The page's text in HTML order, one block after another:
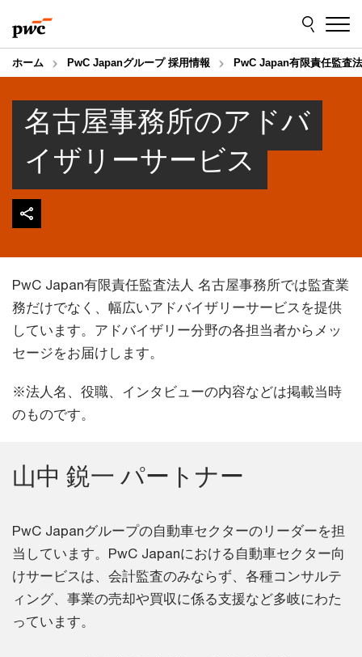
to
content
to
footer
ホーム PwC Japanグループ 採用情報 PwC Japan有限責任監査
名古屋事務所のアドバ
イザリーサービス
PwC Japan有限責任監査法人 名古屋事務所では監査業
務だけでなく、幅広いアドバイザリーサービスを提供
しています。アドバイザリー分野の各担当者からメッ
セージをお届けします。
※法人名、役職、インタビューの内容などは掲載当時
のものです。
山中 鋭一 パートナー
PwC Japanグループの自動車セクターのリーダーを担
当しています。PwC Japanにおける自動車セクター向
けサービスは、会計監査のみならず、各種コンサルテ
ィング、事業の売却や買収に係る支援など多岐にわた
っています。